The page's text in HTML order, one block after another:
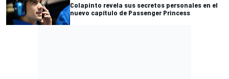
Colapinto revela sus secretos personales en el
nuevo capítulo de Passenger Princess